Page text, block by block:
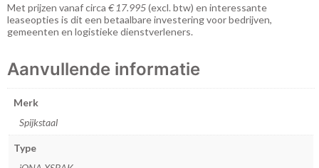
Met prijzen vanaf circa € 17.995(excl. btw) en interessante
leaseopties is dit een betaalbare investering voor bedrijven,
gemeenten en logistieke dienstverleners.
Aanvullende informatie
Merk
Spijkstaal
Type